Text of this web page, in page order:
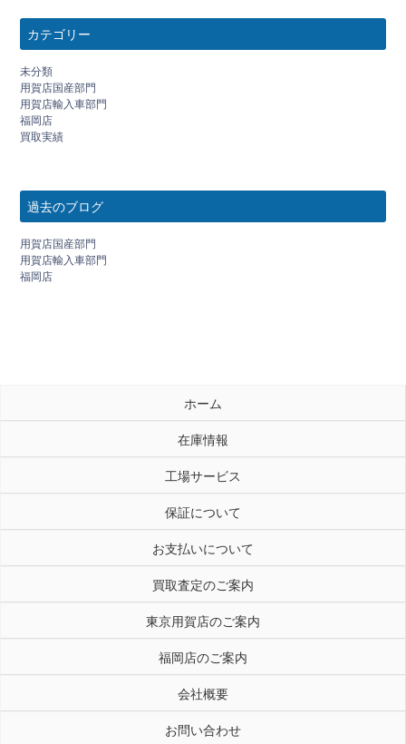
カテゴリー
未分類
用賀店国産部門
用賀店輸入車部門
福岡店
買取実績
過去のブログ
用賀店国産部門
用賀店輸入車部門
福岡店
ホーム
在庫情報
工場サービス
保証について
お支払いについて
買取査定のご案内
東京用賀店のご案内
福岡店のご案内
会社概要
お問い合わせ